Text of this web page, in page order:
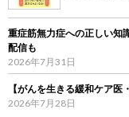
重症筋無力症への正しい
配信も
2026年7月31日
【がんを生きる緩和ケア
2026年7月28日